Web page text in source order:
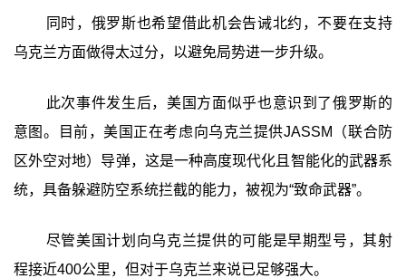
同时，俄罗斯也希望借此机会告诫北约，不要在支持
乌克兰方面做得太过分，以避免局势进一步升级。
此次事件发生后，美国方面似乎也意识到了俄罗斯的
意图。目前，美国正在考虑向乌克兰提供JASSM（联合防
区外空对地）导弹，这是一种高度现代化且智能化的武器系
统，具备躲避防空系统拦截的能力，被视为“致命武器”。
尽管美国计划向乌克兰提供的可能是早期型号，其射
程接近400公里，但对于乌克兰来说已足够强大。